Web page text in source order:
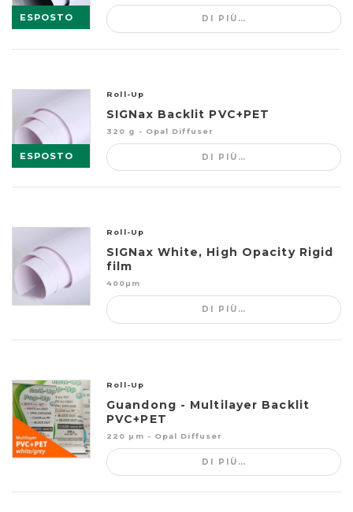
ESPOSTO DI PIÙ…
ESPOSTO
Roll-Up
SIGNax Backlit PVC+PET
320 g - Opal Diffuser
DI PIÙ…
Roll-Up
SIGNax White, High Opacity Rigid
film
400µm
DI PIÙ…
Roll-Up
Guandong - Multilayer Backlit
PVC+PET
220 µm - Opal Diffuser
DI PIÙ…